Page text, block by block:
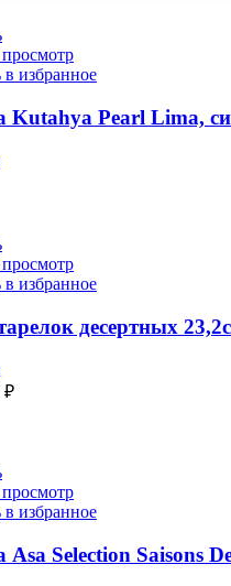
избранное
Kutahya Pearl Lima,
в избранное
десертных
₽
в избранное
Selection Saisons